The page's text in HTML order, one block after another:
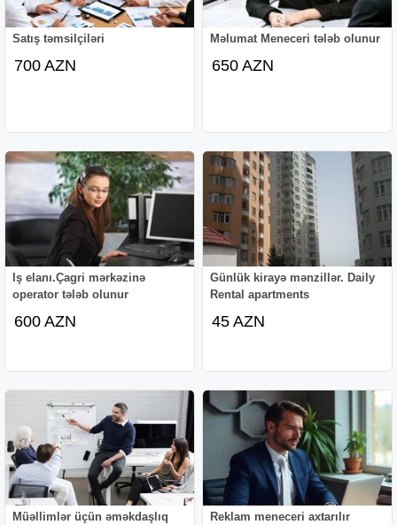
Satış təmsilçiləri
700 AZN
Məlumat Meneceri tələb olunur
650 AZN
Iş elanı.Çagri mərkəzinə
operator tələb olunur
600 AZN
Günlük kirayə mənzillər. Daily
Rental apartments
45 AZN
Müəllimlər üçün əməkdaşlıq
Reklam meneceri axtarılır